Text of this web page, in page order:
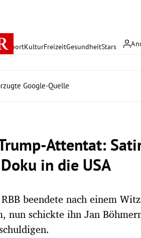
SportKulturFreizeitGesundheitStars
Google-Quelle
Attentat:
in die USA
beendete nach einem
nun schickte ihn Jan